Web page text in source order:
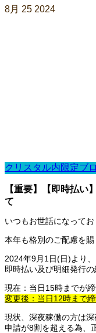
8月 25 2024
クリスタル内限定ブ
【重要】【即時払い
て
いつもお世話になってお
本年も格別のご配慮を賜
2024年9月1日(日)より
即時払い及び明細発行
現在：当日15時までが
変更後：当日12時まで
現状、深夜稼働の方は
申請が8割を超える為、